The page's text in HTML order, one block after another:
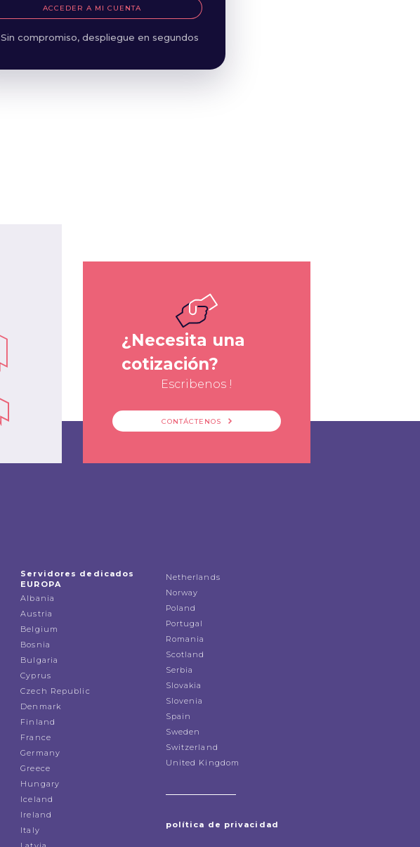
ACCEDER A MI CUENTA
Sin compromiso, despliegue en segundos
¿Necesita una
cotización?
Escribenos !
CONTÁCTENOS
Servidores dedicados
EUROPA
Albania
Austria
Belgium
Bosnia
Bulgaria
Cyprus
Czech Republic
Denmark
Finland
France
Germany
Greece
Hungary
Iceland
Ireland
Italy
Netherlands
Norway
Poland
Portugal
Romania
Scotland
Serbia
Slovakia
Slovenia
Spain
Sweden
Switzerland
United Kingdom
política de privacidad